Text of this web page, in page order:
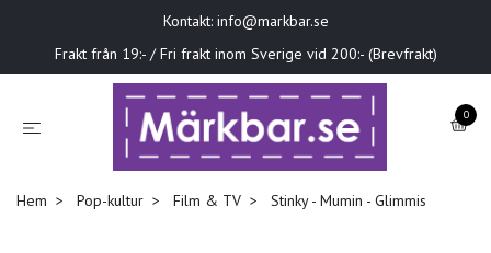
Kontakt: info@markbar.se
Frakt från 19:- / Fri frakt inom Sverige vid 200:- (Brevfrakt)
0
Hem Pop-kultur Film & TV Stinky - Mumin - Glimmis